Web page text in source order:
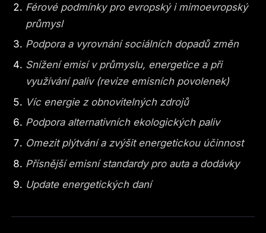
Férové podmínky pro evropský i mimoevropský
průmysl
Podpora a vyrovnání sociálních dopadů změn
Snížení emisí v průmyslu, energetice a při
využívání paliv (revize emisních povolenek)
Víc energie z obnovitelných zdrojů
Podpora alternativních ekologických paliv
Omezit plýtvání a zvýšit energetickou účinnost
Přísnější emisní standardy pro auta a dodávky
Update energetických daní